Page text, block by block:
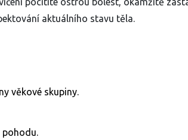
aktuálního stavu těla.
věkové skupiny.
pohodu.